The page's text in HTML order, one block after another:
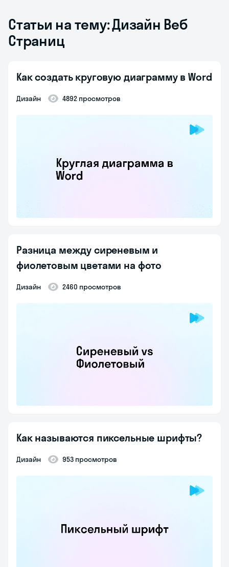
Статьи на тему: Дизайн Веб
Страниц
Как создать круговую диаграмму в Word
Дизайн 4892 просмотров
Разница между сиреневым и
фиолетовым цветами на фото
Дизайн 2460 просмотров
Как называются пиксельные шрифты?
Дизайн 953 просмотров